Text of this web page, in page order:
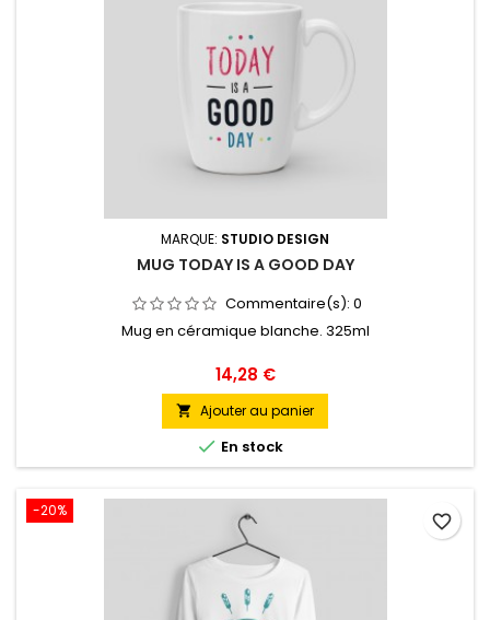
MARQUE: STUDIO DESIGN
MUG TODAY IS A GOOD DAY
Commentaire(s): 0
Mug en céramique blanche. 325ml
Prix
14,28 €
 Ajouter au panier
 En stock
-20%
favorite_border